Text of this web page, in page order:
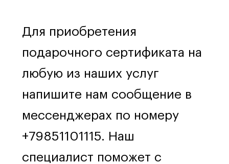
Для приобретения
подарочного сертификата на
любую из наших услуг
напишите нам сообщение в
мессенджерах по номеру
+79851101115. Наш
специалист поможет с